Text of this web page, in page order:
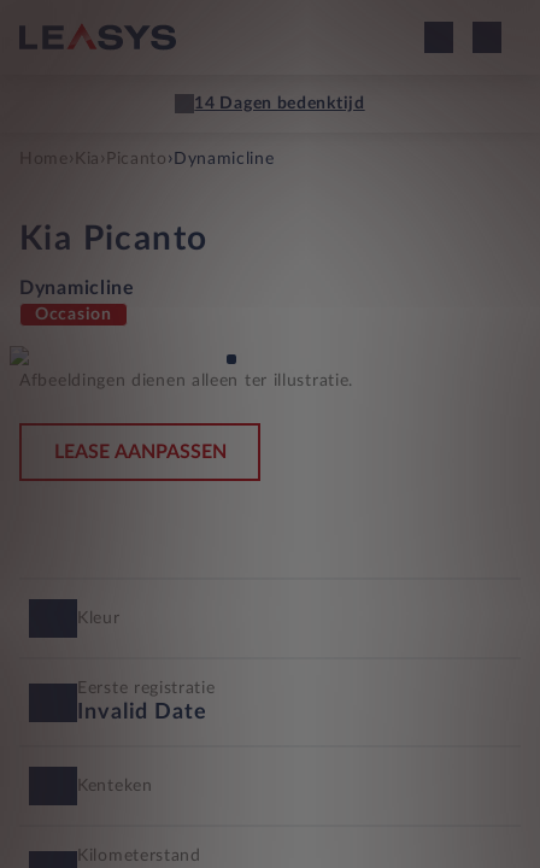
14 Dagen bedenktijd
Home Kia › Picanto › Dynamicline
Kia Picanto
Dynamicline
Occasion
Afbeeldingen dienen alleen ter illustratie.
LEASE AANPASSEN
Kleur
Eerste registratie
Invalid Date
Kenteken
Kilometerstand